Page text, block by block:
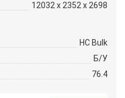
12032 x 2352 x 2698
HC Bulk
Б/У
76.4